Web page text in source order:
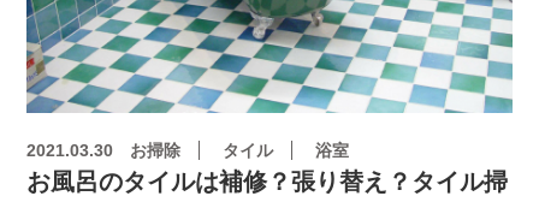
2021.03.30 お掃除 タイル 浴室
お風呂のタイルは補修？張り替え？タイル掃